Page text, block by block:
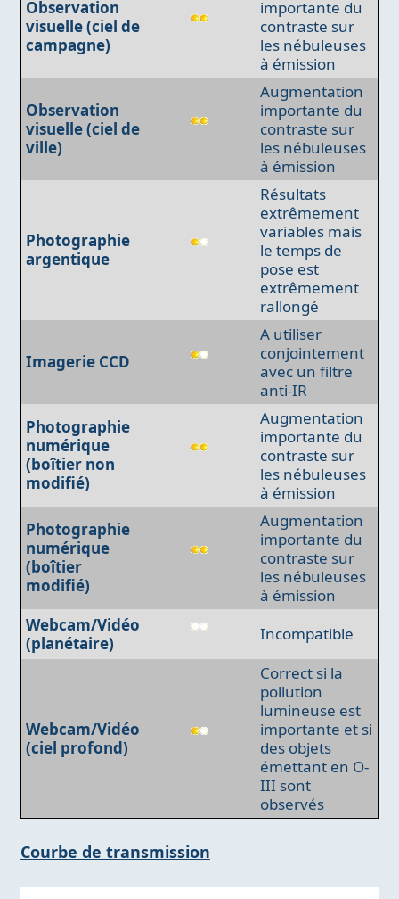
Observation
visuelle (ciel de
campagne)
importante du
contraste sur
les nébuleuses
à émission
Observation
visuelle (ciel de
ville)
Augmentation
importante du
contraste sur
les nébuleuses
à émission
Photographie
argentique
Résultats
extrêmement
variables mais
le temps de
pose est
extrêmement
rallongé
Imagerie CCD
A utiliser
conjointement
avec un filtre
anti-IR
Photographie
numérique
(boîtier non
modifié)
Augmentation
importante du
contraste sur
les nébuleuses
à émission
Photographie
numérique
(boîtier
modifié)
Augmentation
importante du
contraste sur
les nébuleuses
à émission
Webcam/Vidéo
(planétaire)
Incompatible
Webcam/Vidéo
(ciel profond)
Correct si la
pollution
lumineuse est
importante et si
des objets
émettant en O-
III sont
observés
Courbe de transmission